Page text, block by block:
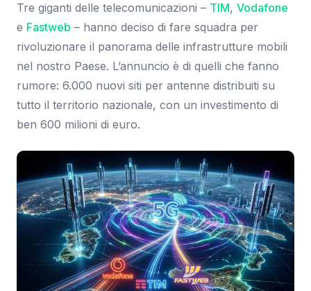
Tre giganti delle telecomunicazioni – TIM, Vodafone
e Fastweb – hanno deciso di fare squadra per
rivoluzionare il panorama delle infrastrutture mobili
nel nostro Paese. L’annuncio è di quelli che fanno
rumore: 6.000 nuovi siti per antenne distribuiti su
tutto il territorio nazionale, con un investimento di
ben 600 milioni di euro.